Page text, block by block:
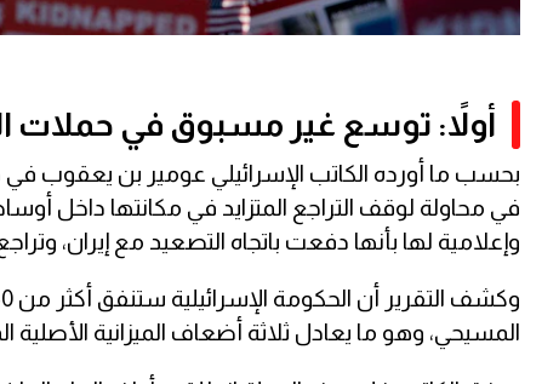
أولاً: توسع غير مسبوق في حملات
بحسب ما أورده الكاتب الإسرائيلي عومير بن يعقوب
في محاولة لوقف التراجع المتزايد في مكانتها داخل
وإعلامية لها بأنها دفعت باتجاه التصعيد مع إيران،
المسيحي، وهو ما يعادل ثلاثة أضعاف الميزانية